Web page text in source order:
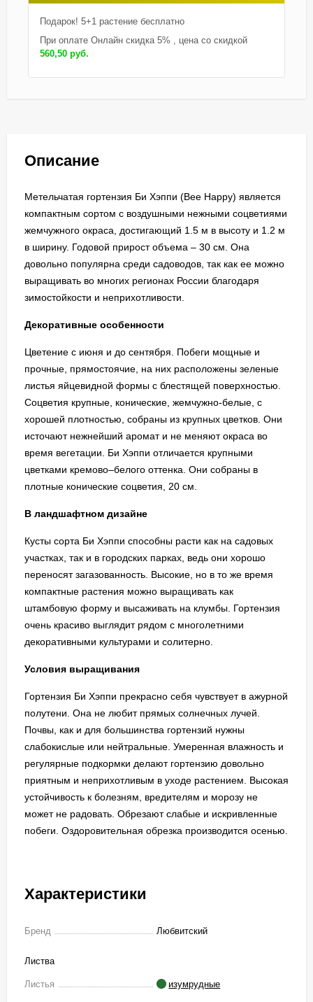
Подарок! 5+1 растение бесплатно
При оплате Онлайн скидка 5% , цена со скидкой
560,50 руб.
Описание
Метельчатая гортензия Би Хэппи (Bee Happy) является
компактным сортом с воздушными нежными соцветиями
жемчужного окраса, достигающий 1.5 м в высоту и 1.2 м
в ширину. Годовой прирост объема – 30 см. Она
довольно популярна среди садоводов, так как ее можно
выращивать во многих регионах России благодаря
зимостойкости и неприхотливости.
Декоративные особенности
Цветение с июня и до сентября. Побеги мощные и
прочные, прямостоячие, на них расположены зеленые
листья яйцевидной формы с блестящей поверхностью.
Соцветия крупные, конические, жемчужно-белые, с
хорошей плотностью, собраны из крупных цветков. Они
источают нежнейший аромат и не меняют окраса во
время вегетации. Би Хэппи отличается крупными
цветками кремово–белого оттенка. Они собраны в
плотные конические соцветия, 20 см.
В ландшафтном дизайне
Кусты сорта Би Хэппи способны расти как на садовых
участках, так и в городских парках, ведь они хорошо
переносят загазованность. Высокие, но в то же время
компактные растения можно выращивать как
штамбовую форму и высаживать на клумбы. Гортензия
очень красиво выглядит рядом с многолетними
декоративными культурами и солитерно.
Условия выращивания
Гортензия Би Хэппи прекрасно себя чувствует в ажурной
полутени. Она не любит прямых солнечных лучей.
Почвы, как и для большинства гортензий нужны
слабокислые или нейтральные. Умеренная влажность и
регулярные подкормки делают гортензию довольно
приятным и неприхотливым в уходе растением. Высокая
устойчивость к болезням, вредителям и морозу не
может не радовать. Обрезают слабые и искривленные
побеги. Оздоровительная обрезка производится осенью.
Характеристики
Бренд Любвитский
Листва
Листья изумрудные